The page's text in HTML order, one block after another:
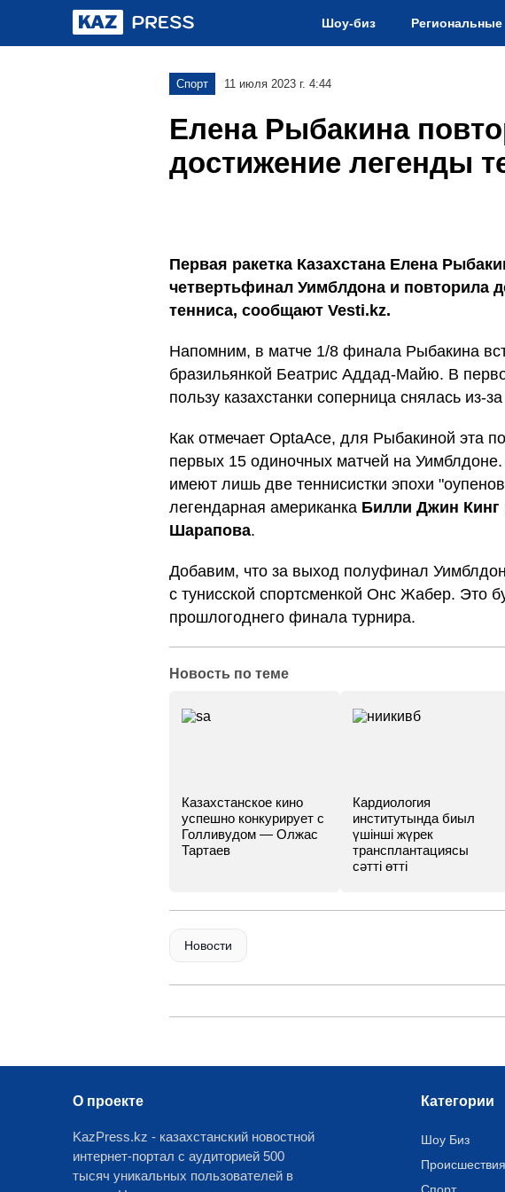
Шоу-биз Региональные
Спорт 11 июля 2023 г. 4:44
Елена Рыбакина
достижение легенды
Первая ракетка Казахстана Елена
четвертьфинал Уимблдона и повторила
тенниса, сообщают Vesti.kz.
Напомним, в матче 1/8 финала Рыбакина
бразильянкой Беатрис Аддад-Майю. В
пользу казахстанки соперница снялась из-
Как отмечает OptaAce, для Рыбакиной эта
первых 15 одиночных матчей на Уимблдоне.
имеют лишь две теннисистки эпохи
легендарная американка Билли Джин Кинг
Шарапова.
Добавим, что за выход полуфинал
с тунисской спортсменкой Онс Жабер. Это
прошлогоднего финала турнира.
Новость по теме
Казахстанское кино
успешно конкурирует с
Голливудом — Олжас
Тартаев
Кардиология
институтында биыл
үшінші жүрек
трансплантациясы
сәтті өтті
Новости
О проекте
KazPress.kz - казахстанский новостной
интернет-портал с аудиторией 500
тысяч уникальных пользователей в
Категории
Шоу Биз
Происшествия